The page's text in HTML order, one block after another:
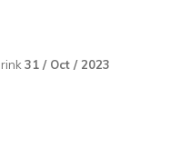
31 / Oct / 2023